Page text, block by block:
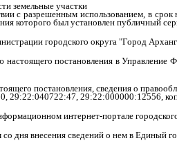
земельные участки
с разрешенным использованием, в
которого был установлен публичный
городского округа "Город
настоящего постановления в
постановления, сведения о
29:22:000000:12556,
интернет-портале
дня внесения сведений о нем в Единый